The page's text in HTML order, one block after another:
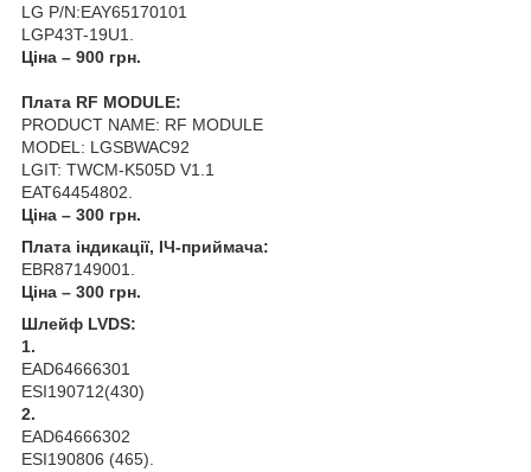
LG P/N:EAY65170101
LGP43T-19U1.
Ціна – 900 грн.
Плата RF MODULE:
PRODUCT NAME: RF MODULE
MODEL: LGSBWAC92
LGIT: TWCM-K505D V1.1
EAT64454802.
Ціна – 300 грн.
Плата індикації, ІЧ-приймача:
EBR87149001.
Ціна – 300 грн.
Шлейф LVDS:
1.
EAD64666301
ESI190712(430)
2.
EAD64666302
ESI190806 (465).